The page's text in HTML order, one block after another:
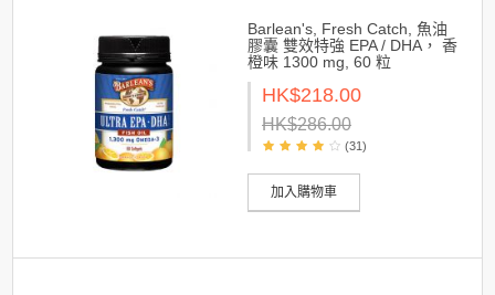
Barlean's, Fresh Catch, 魚油
膠囊 雙效特強 EPA / DHA， 香
橙味 1300 mg, 60 粒
HK$218.00
HK$286.00
(31)
加入購物車